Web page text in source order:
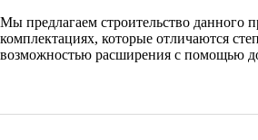
Мы предлагаем строительство данного
комплектациях, которые отличаются
возможностью расширения с помощью